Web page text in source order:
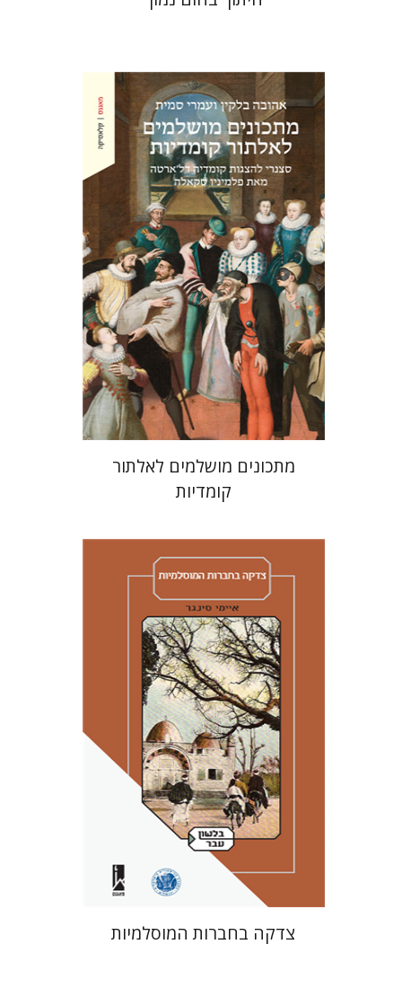
אהובה בלקין עמרי סמית
הנחת אתר ספר מודפס
$42
$38
מתכונים מושלמים לאלתור
קומדיות
איימי סינגר
יצחק חן
אבנר גלעדי
מירי
אליאב-פלדון
רענן ריין
דורון מגן
הנחת אתר ספר מודפס
$46
$41
צדקה בחברות המוסלמיות